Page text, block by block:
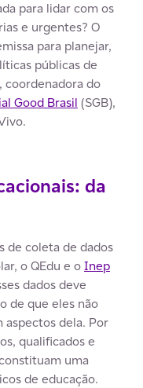
para lidar com os
e urgentes? O
para planejar,
públicas de
coordenadora do
Good Brasil (SGB),
da
de coleta de dados
o QEdu e oInep
dados deve
de que eles não
aspectos dela. Por
qualificados e
uma
de educação.